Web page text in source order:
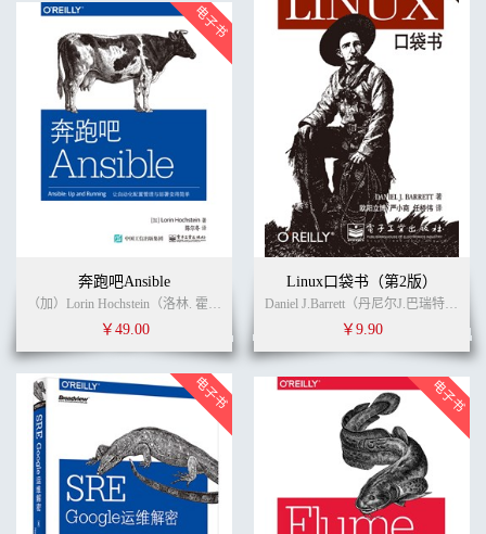
奔跑吧Ansible
（加）Lorin Hochstein（洛林. 霍克斯坦） (作者) 陈尔冬 叶可强 (译者)
￥49.00
Linux口袋书（第2版）
Daniel J.Barrett（丹尼尔J.巴瑞特） (作者)
￥9.90